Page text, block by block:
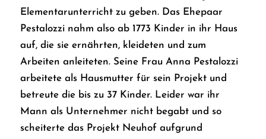
Elementarunterricht zu geben. Das Ehepaar
Pestalozzi nahm also ab 1773 Kinder in ihr Haus
auf, die sie ernährten, kleideten und zum
Arbeiten anleiteten. Seine Frau Anna Pestalozzi
arbeitete als Hausmutter für sein Projekt und
betreute die bis zu 37 Kinder. Leider war ihr
Mann als Unternehmer nicht begabt und so
scheiterte das Projekt Neuhof aufgrund